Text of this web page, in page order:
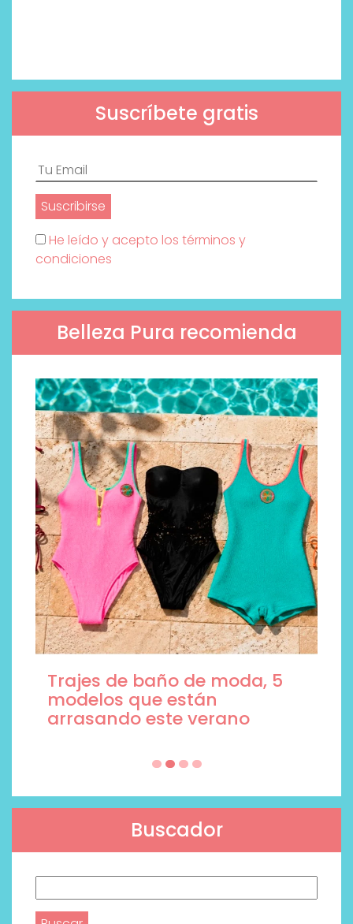
Suscríbete gratis
He leído y acepto los términos y
condiciones
Belleza Pura recomienda
Trajes de baño de moda, 5
modelos que están
arrasando este verano
Buscador